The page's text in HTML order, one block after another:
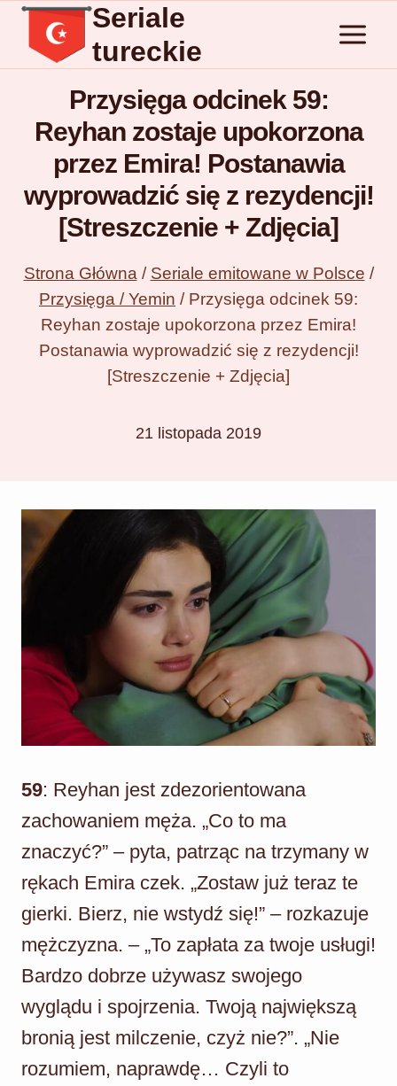
Przejdź
treści
Seriale
tureckie
Przysięga odcinek 59:
Reyhan zostaje upokorzona
przez Emira! Postanawia
wyprowadzić się z rezydencji!
[Streszczenie + Zdjęcia]
Strona Główna / Seriale emitowane w Polsce /
Przysięga / Yemin / Przysięga odcinek 59:
Reyhan zostaje upokorzona przez Emira!
Postanawia wyprowadzić się z rezydencji!
[Streszczenie + Zdjęcia]
21 listopada 2019
59: Reyhan jest zdezorientowana
zachowaniem męża. „Co to ma
znaczyć?” – pyta, patrząc na trzymany w
rękach Emira czek. „Zostaw już teraz te
gierki. Bierz, nie wstydź się!” – rozkazuje
mężczyzna. – „To zapłata za twoje usługi!
Bardzo dobrze używasz swojego
wyglądu i spojrzenia. Twoją największą
bronią jest milczenie, czyż nie?”. „Nie
rozumiem, naprawdę… Czyli to